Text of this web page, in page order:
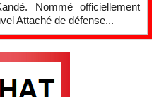
Nommé officiellement
Attaché de défense...